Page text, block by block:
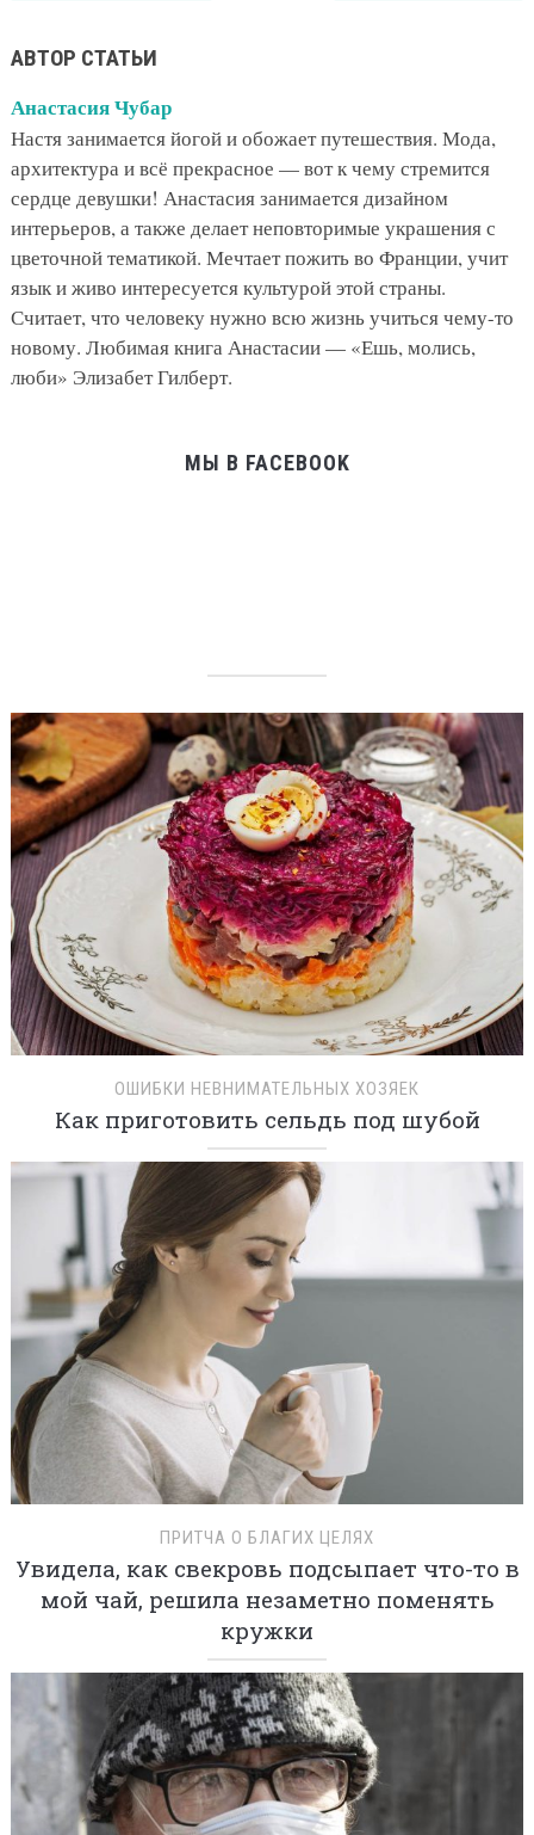
АВТОР СТАТЬИ
Анастасия Чубар
Настя занимается йогой и обожает путешествия. Мода,
архитектура и всё прекрасное — вот к чему стремится
сердце девушки! Анастасия занимается дизайном
интерьеров, а также делает неповторимые украшения с
цветочной тематикой. Мечтает пожить во Франции, учит
язык и живо интересуется культурой этой страны.
Считает, что человеку нужно всю жизнь учиться чему-то
новому. Любимая книга Анастасии — «Ешь, молись,
люби» Элизабет Гилберт.
МЫ В FACEBOOK
ОШИБКИ НЕВНИМАТЕЛЬНЫХ ХОЗЯЕК
Как приготовить сельдь под шубой
ПРИТЧА О БЛАГИХ ЦЕЛЯХ
Увидела, как свекровь подсыпает что-то в
мой чай, решила незаметно поменять
кружки